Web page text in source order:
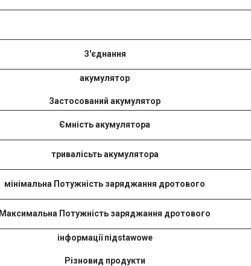
З'єднання
акумулятор
Застосований акумулятор
Ємність акумулятора
тривалісьть акумулятора
мінімальна Потужність заряджання дротового
Максимальна Потужність заряджання дротового
інформації підstawowe
Різновид продукти